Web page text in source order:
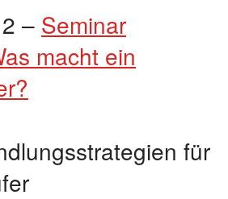
– Seminar
macht ein
für